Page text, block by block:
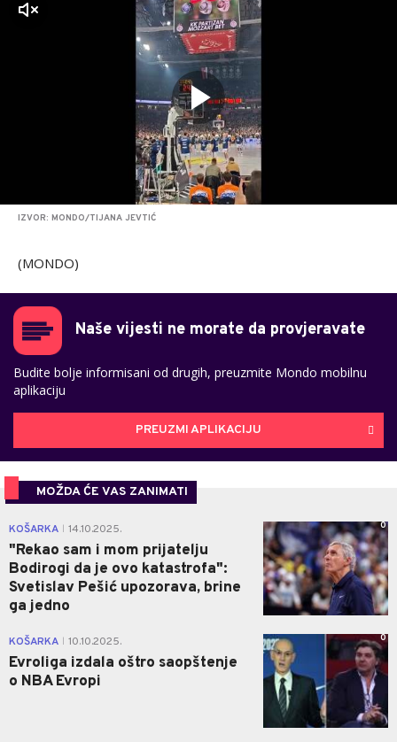
IZVOR: MONDO/TIJANA JEVTIĆ
(MONDO)
Naše vijesti ne morate da provjeravate
Budite bolje informisani od drugih, preuzmite Mondo mobilnu
aplikaciju
PREUZMI APLIKACIJU
MOŽDA ĆE VAS ZANIMATI
KOŠARKA 14.10.2025.
"Rekao sam i mom prijatelju
Bodirogi da je ovo katastrofa":
Svetislav Pešić upozorava, brine
ga jedno
0
KOŠARKA 10.10.2025.
Evroliga izdala oštro saopštenje
o NBA Evropi
0